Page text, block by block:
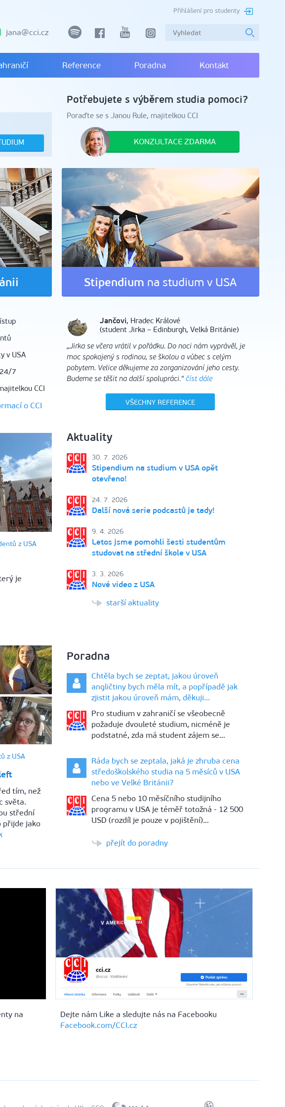
Přihlášení pro studenty
jana@cci.cz spotify facebookyoutubeinstagram
Reference Poradna Kontakt
Potřebujete s výběrem studia pomoci?
Poraďte se s Janou Rule, majitelkou CCI
KONZULTACE ZDARMA
Stipendium na studium v USA
v USA
7
CCI
o CCI
Jančovi, Hradec Králové
(student Jirka – Edinburgh, Velká Británie)
„Jirka se včera vrátil v pořádku. Do noci nám vyprávěl, je
moc spokojený s rodinou, se školou a vůbec s celým
pobytem. Velice děkujeme za zorganizování jeho cesty.
Budeme se těšit na další spolupráci.“ číst dále
VŠECHNY REFERENCE
z USA
je
z USA
tím, než
světa.
střední
přijde jako
Aktuality
30. 7. 2026
Stipendium na studium v USA opět
otevřeno!
24. 7. 2026
Další nová serie podcastů je tady!
9. 4. 2026
Letos jsme pomohli šesti studentům
studovat na střední škole v USA
3. 3. 2026
Nové video z USA
starší aktuality
Poradna
Chtěla bych se zeptat, jakou úroveň
angličtiny bych měla mít, a popřípadě jak
zjistit jakou úroveň mám, děkuji…
Pro studium v zahraničí se všeobecně
požaduje dvouleté studium, nicméně je
podstatné, zda má student zájem se…
Ráda bych se zeptala, jaká je zhruba cena
středoškolského studia na 5 měsíců v USA
nebo ve Velké Británii?
Cena 5 nebo 10 měsíčního studijního
programu v USA je téměř totožná - 12 500
USD (rozdíl je pouze v pojištění)…
přejít do poradny
na
Dejte nám Like a sledujte nás na Facebooku
Facebook.com/CCI.cz